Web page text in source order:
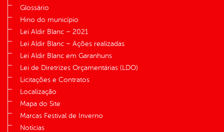
Glossário
Hino do município
Lei Aldir Blanc – 2021
Lei Aldir Blanc – Ações realizadas
Lei Aldir Blanc em Garanhuns
Lei de Diretrizes Orçamentárias (LDO)
Licitações e Contratos
Localização
Mapa do Site
Marcas Festival de Inverno
Notícias